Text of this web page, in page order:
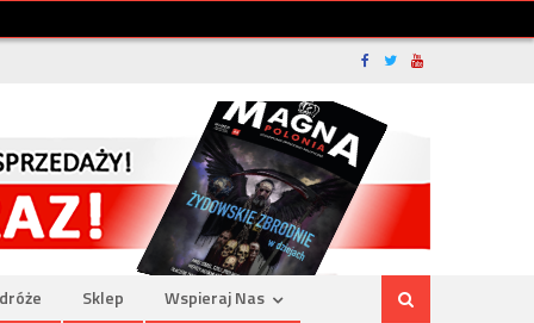
Sklep Wspieraj Nas